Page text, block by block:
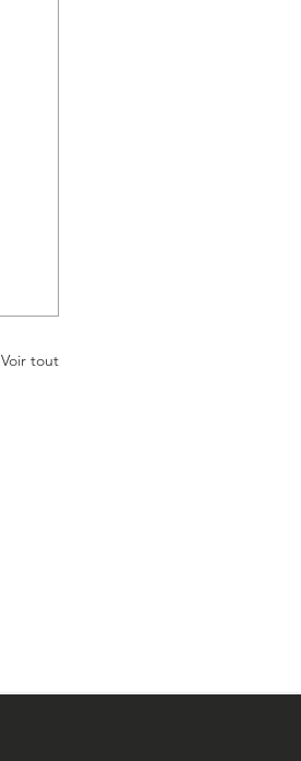
Voir tout